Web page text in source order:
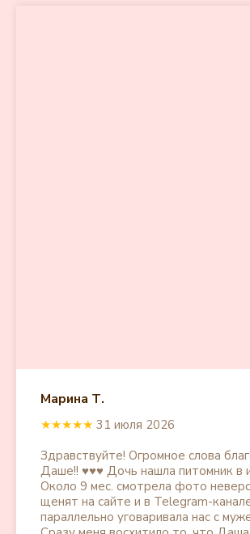
Марина Т.
★★★★★ 31 июля 2026
Здравствуйте! Огромное слова
Даше!! ♥️♥️♥️ Дочь нашла питомник в
Около 9 мес. смотрела фото
щенят на сайте и в Telegram-
параллельно уговаривала нас с